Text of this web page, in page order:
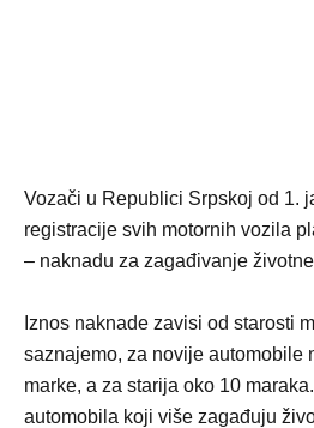
Vozači u Republici Srpskoj od 1.
registracije svih motornih vozila
– naknadu za zagađivanje
Iznos naknade zavisi od starosti
saznajemo, za novije automobile
marke, a za starija oko 10
automobila koji više zagađuju